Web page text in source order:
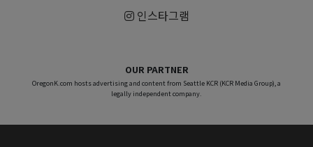
인스타그램
OUR PARTNER
OregonK.com hosts advertising and content from Seattle KCR (KCR Media Group), a
legally independent company.